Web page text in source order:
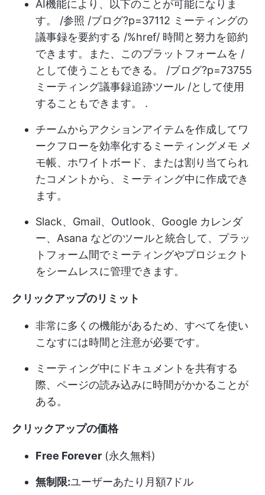
AI機能により、以下のことが可能になりま
す。 /参照 /ブログ?p=37112 ミーティングの
議事録を要約する /%href/ 時間と努力を節約
できます。また、このプラットフォームを /
として使うこともできる。 /ブログ?p=73755
ミーティング議事録追跡ツール /として使用
することもできます。 .
チームからアクションアイテムを作成してワ
ークフローを効率化する ミーティングメモ メ
モ帳、ホワイトボード、または割り当てられ
たコメントから、ミーティング中に作成でき
ます。
Slack、Gmail、Outlook、Google カレンダ
ー、Asana などのツールと統合して、プラッ
トフォーム間でミーティングやプロジェクト
をシームレスに管理できます。
クリックアップのリミット
非常に多くの機能があるため、すべてを使い
こなすには時間と注意が必要です。
ミーティング中にドキュメントを共有する
際、ページの読み込みに時間がかかることが
ある。
クリックアップの価格
Free Forever (永久無料)
無制限:ユーザーあたり月額7ドル